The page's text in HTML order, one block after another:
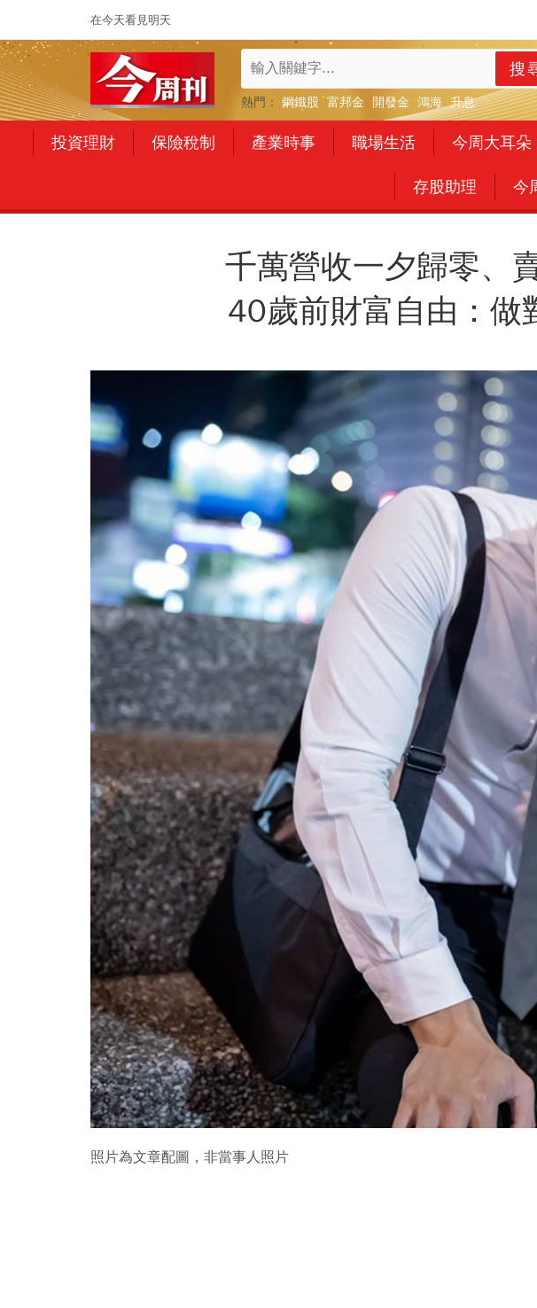
在今天看見明天
搜
熱門： 鋼鐵股 富邦金 開發金 鴻海 升息
投資理財 保險稅制 產業時事 職場生活 今周大耳朵
存股助理 今
千萬營收一夕歸零、
40歲前財富自由：做
照片為文章配圖，非當事人照片